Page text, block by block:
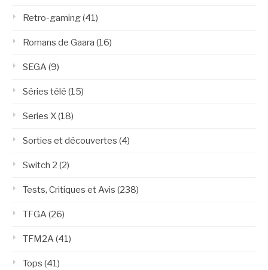
Retro-gaming(41)
Romans de Gaara (16)
SEGA(9)
Séries télé (15)
Series X(18)
Sorties et découvertes (4)
Switch 2 (2)
Tests, Critiques et Avis (238)
TFGA(26)
TFM2A(41)
Tops (41)